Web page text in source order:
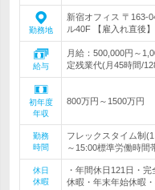
勤務地
新宿オフィス 〒163-
ル40F 【雇入れ直後
給与
月給：500,000円～
定残業代(月45時間/
初年度
年収
800万円～1500万円
勤務
時間
フレックスタイム制
～15:00標準労働時間
休日
休暇
・年間休日121日・
休暇・年末年始休暇